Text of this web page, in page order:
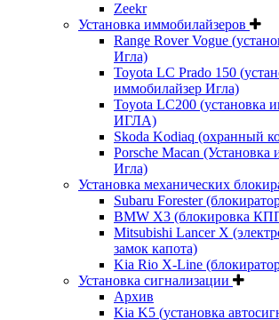
Zeekr
Установка иммобилайзеров
Range Rover Vogue
Игла)
Toyota LC Prado 150
иммобилайзер Игла)
Toyota LC200 (установка
ИГЛА)
Skoda Kodiaq (охранный
Porsche Macan (Установка
Игла)
Установка механических
Subaru Forester
BMW X3 (блокировка
Mitsubishi Lancer X
замок капота)
Kia Rio X-Line
Установка сигнализации
Архив
Kia K5 (установка